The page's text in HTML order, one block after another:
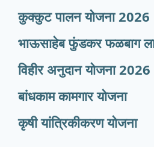
कुक्कुट पालन योजना 2026
भाऊसाहेब फुंडकर फळबाग
विहीर अनुदान योजना 2026
बांधकाम कामगार योजना
कृषी यांत्रिकीकरण योजना